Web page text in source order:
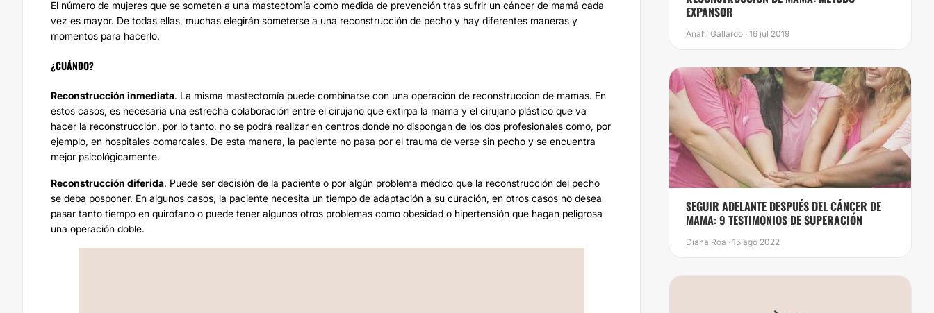
El número de mujeres que se someten a una mastectomía como medida de prevención tras sufrir un cáncer de mamá cada
vez es mayor. De todas ellas, muchas elegirán someterse a una reconstrucción de pecho y hay diferentes maneras y
momentos para hacerlo.
¿CUÁNDO?
Reconstrucción inmediata. La misma mastectomía puede combinarse con una operación de reconstrucción de mamas. En
estos casos, es necesaria una estrecha colaboración entre el cirujano que extirpa la mama y el cirujano plástico que va
hacer la reconstrucción, por lo tanto, no se podrá realizar en centros donde no dispongan de los dos profesionales como, por
ejemplo, en hospitales comarcales. De esta manera, la paciente no pasa por el trauma de verse sin pecho y se encuentra
mejor psicológicamente.
Reconstrucción diferida. Puede ser decisión de la paciente o por algún problema médico que la reconstrucción del pecho
se deba posponer. En algunos casos, la paciente necesita un tiempo de adaptación a su curación, en otros casos no desea
pasar tanto tiempo en quirófano o puede tener algunos otros problemas como obesidad o hipertensión que hagan peligrosa
una operación doble.
EXPANSOR
Anahí Gallardo · 16 jul 2019
SEGUIR ADELANTE DESPUÉS DEL CÁNCER DE
MAMA: 9 TESTIMONIOS DE SUPERACIÓN
Diana Roa · 15 ago 2022